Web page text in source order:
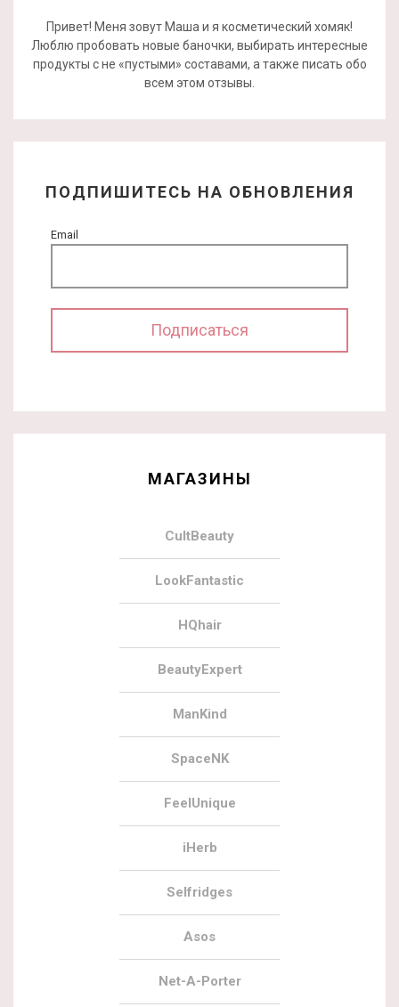
Привет! Меня зовут Маша и я косметический хомяк!
Люблю пробовать новые баночки, выбирать интересные
продукты с не «пустыми» составами, а также писать обо
всем этом отзывы.
ПОДПИШИТЕСЬ НА ОБНОВЛЕНИЯ
Email
МАГАЗИНЫ
CultBeauty
LookFantastic
HQhair
BeautyExpert
ManKind
SpaceNK
FeelUnique
iHerb
Selfridges
Asos
Net-A-Porter